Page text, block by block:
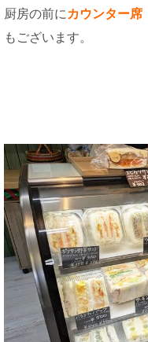
厨房の前に カウンター席
もございます。